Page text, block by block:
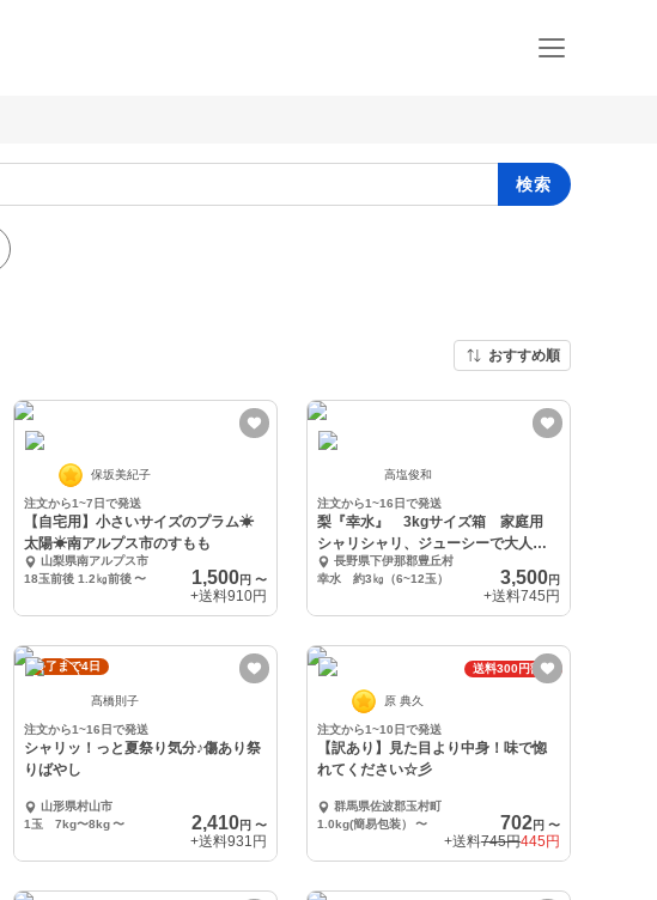
検索
おすすめ順
保坂美紀子
注文から1~7日で発送
【自宅用】小さいサイズのプラム☀
太陽☀南アルプス市のすもも
山梨県南アルプス市
18玉前後 1.2㎏前後 〜 1,500円〜
+送料910円
高塩俊和
注文から1~16日で発送
梨『幸水』 3kgサイズ箱 家庭用
シャリシャリ、ジューシーで大人
気！！
長野県下伊那郡豊丘村
幸水 約3㎏（6~12玉）
3,500円
+送料745円
終了まで4日
髙橋則子
注文から1~16日で発送
シャリッ！っと夏祭り気分♪傷あり祭
りばやし
山形県村山市
1玉 7kg〜8kg 〜 2,410円〜
+送料931円
送料300円割引
原 典久
注文から1~10日で発送
【訳あり】見た目より中身！味で惚
れてください☆彡
群馬県佐波郡玉村町
1.0kg(簡易包装）
〜 702円 〜
+送料745円445円